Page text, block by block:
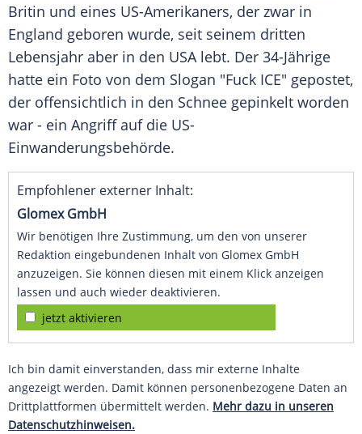
Britin und eines US-Amerikaners, der zwar in
England geboren wurde, seit seinem dritten
Lebensjahr aber in den USA lebt. Der 34-Jährige
hatte ein Foto von dem Slogan "Fuck ICE" gepostet,
der offensichtlich in den Schnee gepinkelt worden
war - ein Angriff auf die US-
Einwanderungsbehörde.
Empfohlener externer Inhalt:
Glomex GmbH
Wir benötigen Ihre Zustimmung, um den von unserer
Redaktion eingebundenen Inhalt von Glomex GmbH
anzuzeigen. Sie können diesen mit einem Klick anzeigen
lassen und auch wieder deaktivieren.
jetzt aktivieren
Ich bin damit einverstanden, dass mir externe Inhalte
angezeigt werden. Damit können personenbezogene Daten an
Drittplattformen übermittelt werden. Mehr dazu in unseren
Datenschutzhinweisen.